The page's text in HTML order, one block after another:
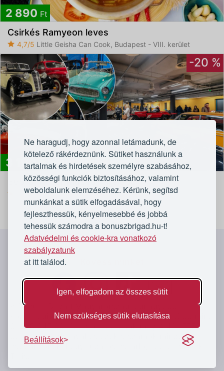
Ne haragudj, hogy azonnal letámadunk, de
kötelező rákérdeznünk. Sütiket használunk a
tartalmak és hirdetések személyre szabásához,
közösségi funkciók biztosításához, valamint
weboldalunk elemzéséhez. Kérünk, segítsd
munkánkat a sütik elfogadásával, hogy
fejleszthessük, kényelmesebbé és jobbá
tehessük számodra a bonuszbrigad.hu-t!
Adatvédelmi és cookie-kra vonatkozó
szabályzatunk
at itt találod.
Igen, elfogadom az összes sütit
Nem szükséges sütik elutasítása
Beállítások
2 890 Ft
Csirkés Ramyeon leves
4,7/5 Little Geisha Can Cook, Budapest - VIII. kerület
-20 %
3 190Ft Vásárlóink kedvence!
365 Oldtimer Museum belépő
4,8/5365 Oldtimer Museum
`
A Bónusz Brigád Magyarország legnagyobb
közösségi vásárló oldala. Vásárlóink eddig több mint
31 918 847 893forintot spóroltak meg 4 401 775
bónusz vásárlásával és ezek a számok minden
nappal nőnek. Légy tudatos vásárló, spórolj velünk